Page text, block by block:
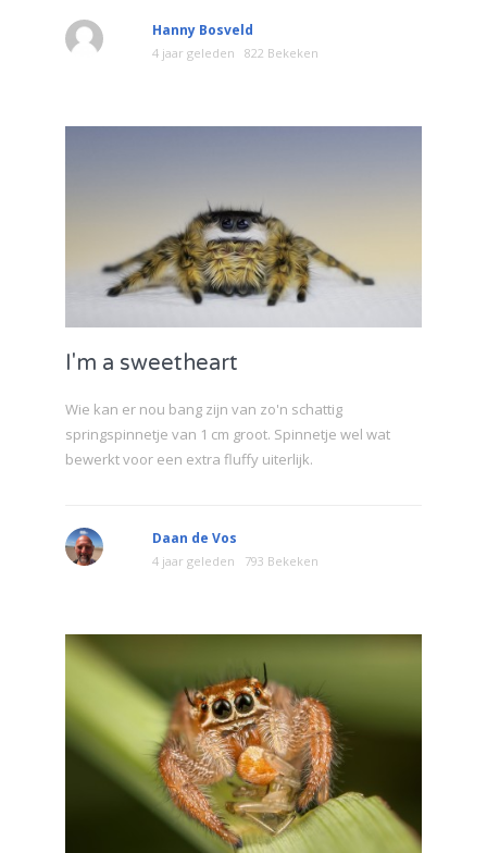
Hanny Bosveld
4 jaar geleden 822 Bekeken
I'm a sweetheart
Wie kan er nou bang zijn van zo'n schattig
springspinnetje van 1 cm groot. Spinnetje wel wat
bewerkt voor een extra fluffy uiterlijk.
Daan de Vos
4 jaar geleden 793 Bekeken